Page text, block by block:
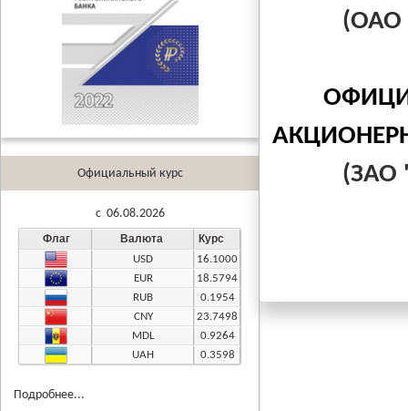
Официальный курс
c 06.08.2026
Флаг Валюта Курс
USD
16.1000
EUR
18.5794
RUB
0.1954
CNY
23.7498
MDL
0.9264
UAH
0.3598
Подробнее...
(ОАО
(ЗАО